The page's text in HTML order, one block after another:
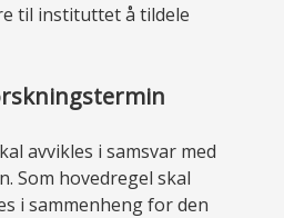
til instituttet å tildele
avvikles i samsvar med
Som hovedregel skal
i sammenheng for den